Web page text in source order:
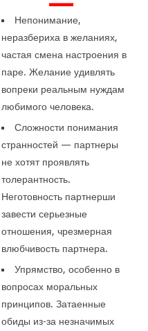
Непонимание,
неразбериха в желаниях,
частая смена настроения в
паре. Желание удивлять
вопреки реальным нуждам
любимого человека.
Сложности понимания
странностей — партнеры
не хотят проявлять
толерантность.
Неготовность партнерши
завести серьезные
отношения, чрезмерная
влюбчивость партнера.
Упрямство, особенно в
вопросах моральных
принципов. Затаенные
обиды из-за незначимых